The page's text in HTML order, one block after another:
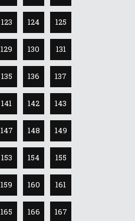
123 124 125
129 130 131
135 136 137
141 142 143
147 148 149
153 154 155
159 160 161
165 166 167